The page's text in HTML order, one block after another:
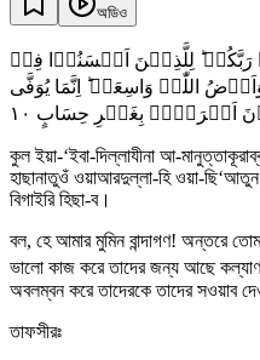
অডিও
رَبَّکُمۡ ؕ لِلَّذِیۡنَ اَحۡسَنُوۡا فِیۡ
اللّٰہِ وَاسِعَۃٌ ؕ اِنَّمَا یُوَفَّی
اَجۡرَہُمۡ بِغَیۡرِ حِسَابٍ ١۰
কুল ইয়া-‘ইবা-দিল্লাযীনা আ-
হাছানাতুওঁ ওয়াআরদুল্লা-হি ওয়া-
বিগাইরি হিছা-ব।
বল, হে আমার মুমিন বান্দাগণ! অন্তরে
ভালো কাজ করে তাদের জন্য আছে
অবলম্বন করে তাদেরকে তাদের সওয়াব
তাফসীরঃ